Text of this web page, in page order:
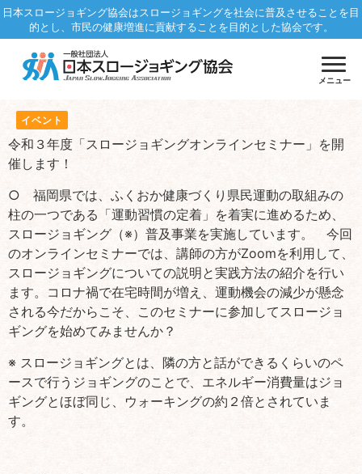
日本スロージョギング協会はスロージョギングを社会に普及させることを目
的とし、市民の健康増進に貢献することを目的とした協会です。
メニュー
イベント
令和３年度「スロージョギングオンラインセミナー」を開
催します！
○ 福岡県では、ふくおか健康づくり県民運動の取組みの
柱の一つである「運動習慣の定着」を着実に進めるため、
スロージョギング（※）普及事業を実施しています。 今回
のオンラインセミナーでは、講師の方がZoomを利用して、
スロージョギングについての説明と実践方法の紹介を行い
ます。コロナ禍で在宅時間が増え、運動機会の減少が懸念
される今だからこそ、このセミナーに参加してスロージョ
ギングを始めてみませんか？
※ スロージョギングとは、隣の方と話ができるくらいのペ
ースで行うジョギングのことで、エネルギー消費量はジョ
ギングとほぼ同じ、ウォーキングの約２倍とされていま
す。